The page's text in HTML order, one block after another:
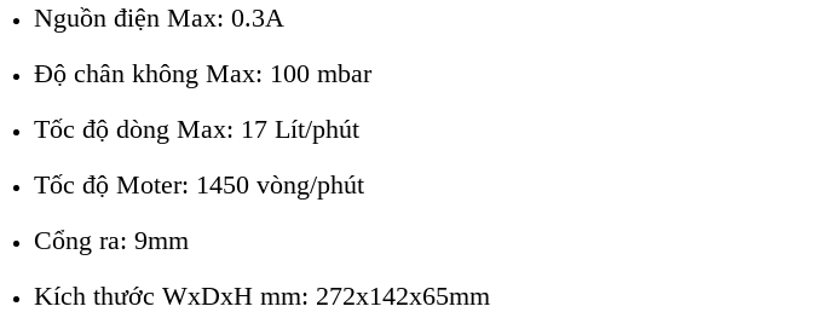
Nguồn điện Max: 0.3A
Độ chân không Max: 100 mbar
Tốc độ dòng Max: 17 Lít/phút
Tốc độ Moter: 1450 vòng/phút
Cổng ra: 9mm
Kích thước WxDxH mm: 272x142x65mm